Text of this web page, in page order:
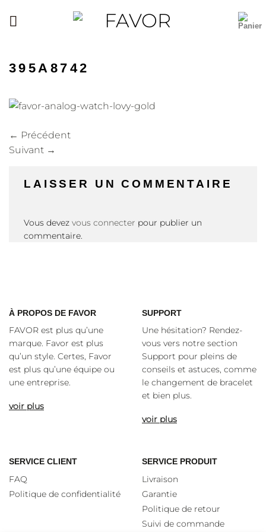
395A8742
← Précédent
Suivant →
LAISSER UN COMMENTAIRE
Vous devez vous connecter pour publier un
commentaire.
À PROPOS DE FAVOR
FAVOR est plus qu’une
marque. Favor est plus
qu’un style. Certes, Favor
est plus qu’une équipe ou
une entreprise.
voir plus
SUPPORT
Une hésitation? Rendez-
vous vers notre section
Support pour pleins de
conseils et astuces, comme
le changement de bracelet
et bien plus.
voir plus
SERVICE CLIENT
FAQ
Politique de confidentialité
SERVICE PRODUIT
Livraison
Garantie
Politique de retour
Suivi de commande